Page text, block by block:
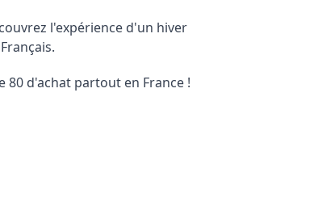
l'expérience d'un hiver
80 d'achat partout en France !